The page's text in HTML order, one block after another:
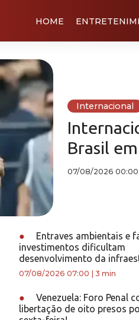
HOME
Internacional
Brasil
07/08/2026 00:00
●
Entraves ambientais e
investimentos dificultam
desenvolvimento da
07/08/2026 07:00 3 min
●
Venezuela: Foro Penal
libertação de oito presos